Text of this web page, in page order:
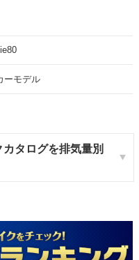
ーモデル
タログを排気量別